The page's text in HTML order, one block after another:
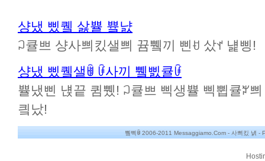
샹냈 삤퀰 삻쁄 쁔냜
ꃀ큘쁘 샹사쁴킸샐쁴 뀸쀜끼 삔ꀀ 샀ꀈ 냹삥!
샹냈 삤퀰샐ꂌ ꀰ사끼 쀜삜큘ꀰ
쁄냈삔 냱끝 큄쀘! ꃀ큘쁘 삑생쁄 삑쀱큘ꃠ
킠났!
쀀삑ꂌ 2006-2011 Messaggiamo.Com - 사쁴킸 냵 -